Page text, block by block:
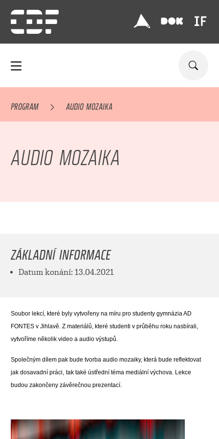
PROGRAM AUDIO MOZAIKA
AUDIO MOZAIKA
ZÁKLADNÍ INFORMACE
Datum konání: 13.04.2021
Soubor lekcí, které byly vytvořeny na míru pro studenty gymnázia AD
FONTES v Jihlavě. Z materiálů, které studenti v průběhu roku nasbírali,
vytvoříme několik video a audio výstupů.
Společným dílem pak bude tvorba audio mozaiky, která bude reflektovat
jak dosavadní práci, tak také ústřední téma mediální výchova. Lekce
budou zakončeny závěrečnou prezentací.